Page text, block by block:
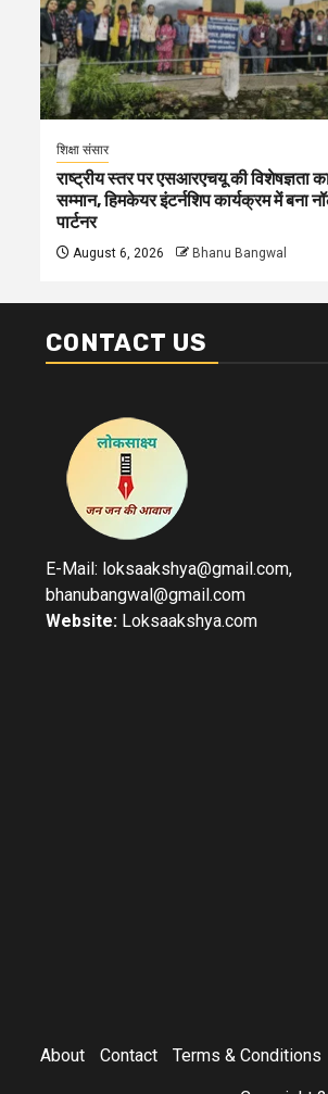
शिक्षा संसार
राष्ट्रीय स्तर पर एसआरएचयू की विशेषज्ञता
सम्मान, हिमकेयर इंटर्नशिप कार्यक्रम में बना
पार्टनर
August 6, 2026 Bhanu Bangwal
CONTACT US
E-Mail: loksaakshya@gmail.com,
bhanubangwal@gmail.com
Website: Loksaakshya.com
About Contact Terms & Conditions